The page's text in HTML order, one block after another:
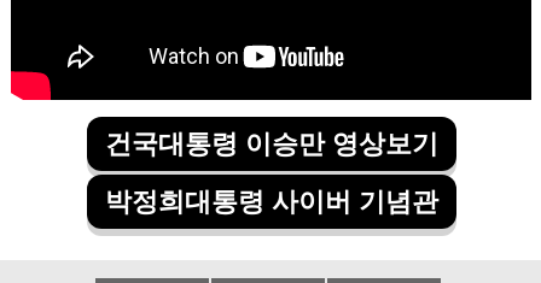
건국대통령 이승만 영상보기
박정희대통령 사이버 기념관